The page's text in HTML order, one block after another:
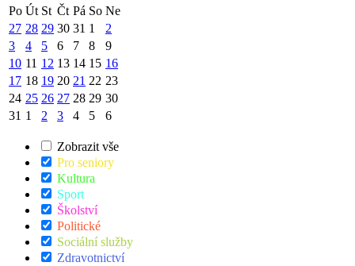
Po Út St Čt Pá So Ne
27 28 29 30 31 1
2
3
4 5 6 7 8
9
10 11 12 13 14 15 16
17 18 19 20 21 22 23
24 25 26 27 28 29 30
31 1 2 3 4 5 6
Zobrazit vše
Pro seniory
Kultura
Sport
Školství
Politické
Sociální služby
Zdravotnictví